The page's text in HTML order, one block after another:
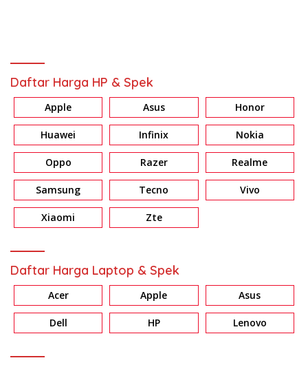
Daftar Harga HP & Spek
Apple Asus Honor
Huawei Infinix Nokia
Oppo Razer Realme
Samsung Tecno Vivo
Xiaomi Zte
Daftar Harga Laptop & Spek
Acer Apple Asus
Dell HP Lenovo